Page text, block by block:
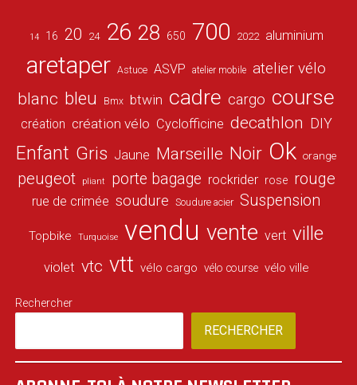
14 16 20 24 26 28 650 700 2022 aluminium
aretaper Astuce ASVP atelier mobile atelier vélo
blanc bleu Bmx btwin cadre cargo course
création création vélo Cyclofficine decathlon DIY
Enfant Gris Jaune Marseille Noir Ok orange
peugeot pliant porte bagage rockrider rose rouge
rue de crimée soudure Soudure acier Suspension
Topbike Turquoise vendu vente vert ville
violet vtc vtt vélo cargo vélo course vélo ville
Rechercher
RECHERCHER